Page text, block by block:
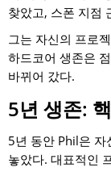
찾았고, 스폰 지점
그는 자신의 프로
하드코어 생존은
바뀌어 갔다.
5년 생존:
5년 동안 Phil은 자
놓았다. 대표적인